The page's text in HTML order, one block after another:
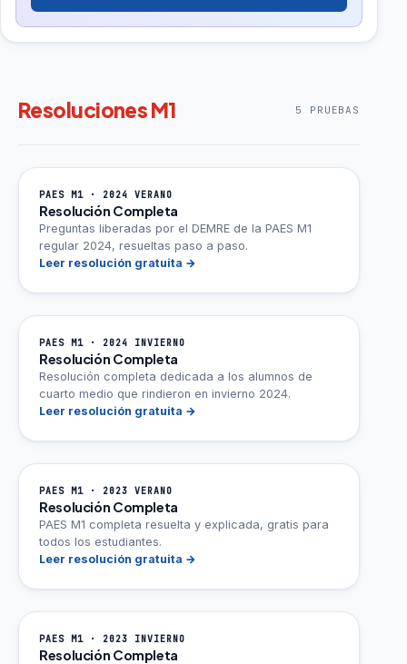
Resoluciones M1 5 PRUEBAS
PAES M1 · 2024 VERANO
Resolución Completa
Preguntas liberadas por el DEMRE de la PAES M1
regular 2024, resueltas paso a paso.
Leer resolución gratuita →
PAES M1 · 2024 INVIERNO
Resolución Completa
Resolución completa dedicada a los alumnos de
cuarto medio que rindieron en invierno 2024.
Leer resolución gratuita →
PAES M1 · 2023 VERANO
Resolución Completa
PAES M1 completa resuelta y explicada, gratis para
todos los estudiantes.
Leer resolución gratuita →
PAES M1 · 2023 INVIERNO
Resolución Completa